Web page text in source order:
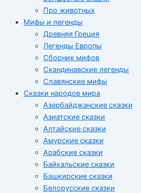
Про животных
Мифы и легенды
Древняя Греция
Легенды Европы
Сборник мифов
Скандинавские легенды
Славянские мифы
Сказки народов мира
Азербайджанские сказки
Азиатские сказки
Алтайские сказки
Амурские сказки
Арабские сказки
Байкальские сказки
Башкирские сказки
Белорусские сказки